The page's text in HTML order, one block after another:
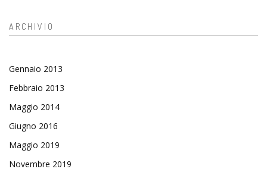
ARCHIVIO
Gennaio 2013
Febbraio 2013
Maggio 2014
Giugno 2016
Maggio 2019
Novembre 2019